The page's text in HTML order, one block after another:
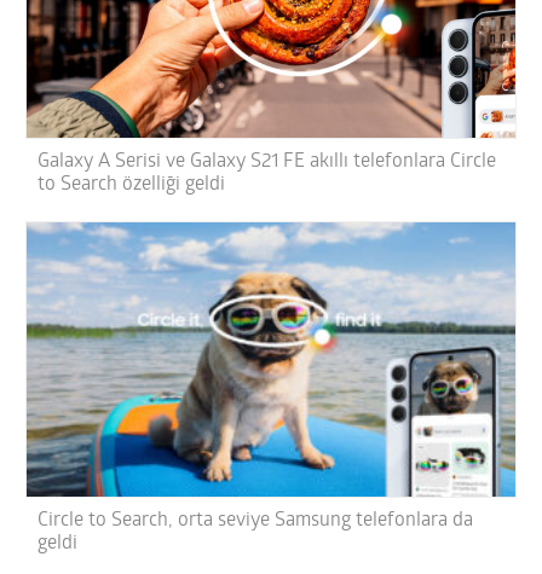
Galaxy A Serisi ve Galaxy S21 FE akıllı telefonlara Circle
to Search özelliği geldi
Circle to Search, orta seviye Samsung telefonlara da
geldi